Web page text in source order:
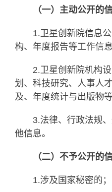
（一）主动公开的
1.卫星创新院信息
构、年度报告等工作信息
2.卫星创新院机构
划、科技研究、人事人
及、年度统计与出版物等
3.法律、行政法规
他信息。
（二）不予公开的
1.涉及国家秘密的；